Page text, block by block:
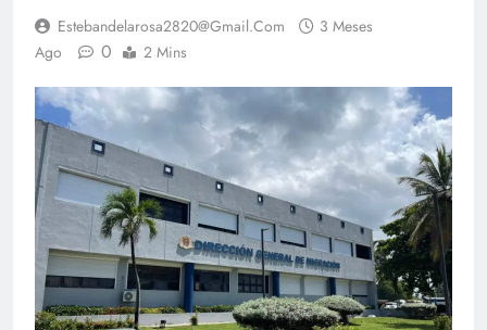
Estebandelarosa2820@gmail.com
3 Meses
Ago
0 2 Mins